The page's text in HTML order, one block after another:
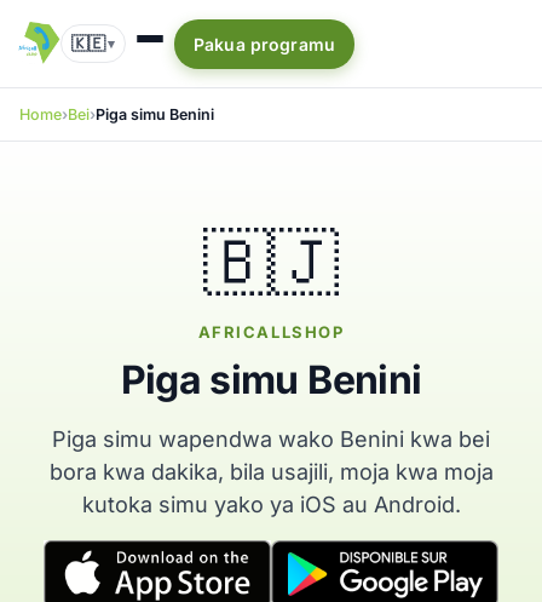
🇰🇪▾ Pakua programu
Home Bei Piga simu Benini
🇧🇯
AFRICALLSHOP
Piga simu Benini
Piga simu wapendwa wako Benini kwa bei
bora kwa dakika, bila usajili, moja kwa moja
kutoka simu yako ya iOS au Android.